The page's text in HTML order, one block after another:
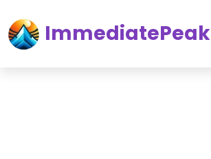
ImmediatePeak